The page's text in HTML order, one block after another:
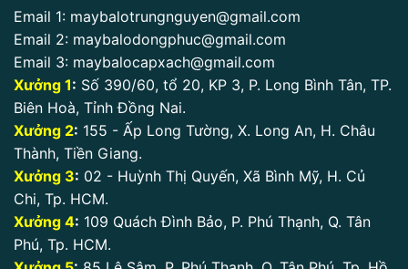
Email 1: maybalotrungnguyen@gmail.com
Email 2: maybalodongphuc@gmail.com
Email 3: maybalocapxach@gmail.com
Xưởng 1: Số 390/60, tổ 20, KP 3, P. Long Bình Tân, TP.
Biên Hoà, Tỉnh Đồng Nai.
Xưởng 2: 155 - Ấp Long Tường, X. Long An, H. Châu
Thành, Tiền Giang.
Xưởng 3: 02 - Huỳnh Thị Quyến, Xã Bình Mỹ, H. Củ
Chi, Tp. HCM.
Xưởng 4: 109 Quách Đình Bảo, P. Phú Thạnh, Q. Tân
Phú, Tp. HCM.